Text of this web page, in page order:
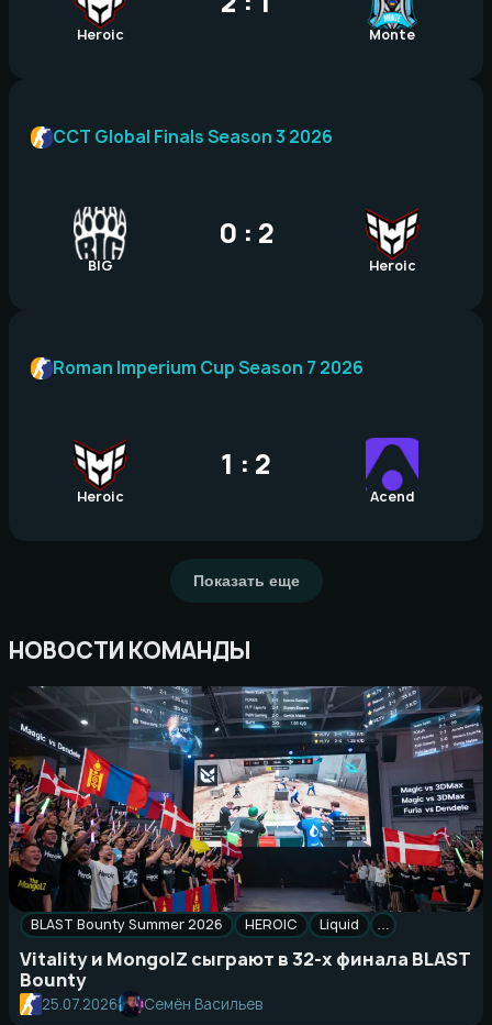
Heroic Monte
BIG
0 : 2
Heroic
CCT Global Finals Season 3 2026
Heroic
1 : 2
Acend
Roman Imperium Cup Season 7 2026
Показать еще
НОВОСТИ КОМАНДЫ
BLAST Bounty Summer 2026 HEROIC Liquid …
Vitality и MongolZ сыграют в 32-х финала BLAST
Bounty
25.07.2026 Семён Васильев